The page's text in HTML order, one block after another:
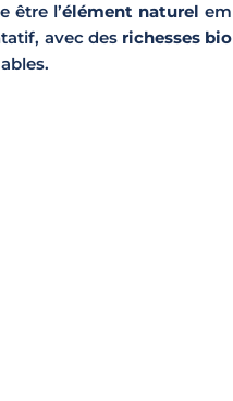
être l’élément naturel
avec des richesses